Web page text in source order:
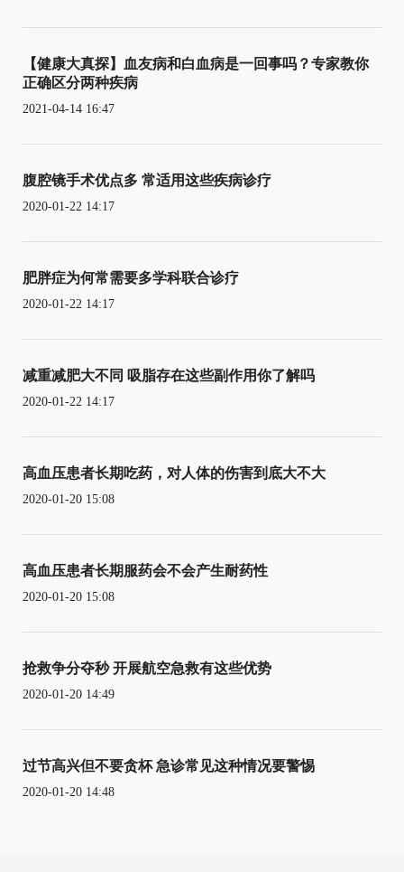
【健康大真探】血友病和白血病是一回事吗？专家教你
正确区分两种疾病
2021-04-14 16:47
腹腔镜手术优点多 常适用这些疾病诊疗
2020-01-22 14:17
肥胖症为何常需要多学科联合诊疗
2020-01-22 14:17
减重减肥大不同 吸脂存在这些副作用你了解吗
2020-01-22 14:17
高血压患者长期吃药，对人体的伤害到底大不大
2020-01-20 15:08
高血压患者长期服药会不会产生耐药性
2020-01-20 15:08
抢救争分夺秒 开展航空急救有这些优势
2020-01-20 14:49
过节高兴但不要贪杯 急诊常见这种情况要警惕
2020-01-20 14:48